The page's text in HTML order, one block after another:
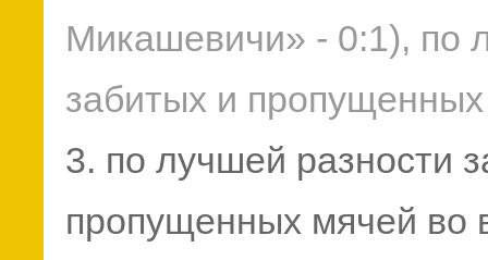
Микашевичи» - 0:1), по
забитых и
3. по лучшей разности
пропущенных мячей во